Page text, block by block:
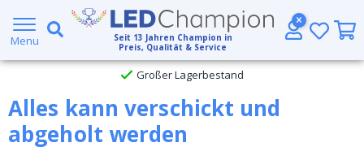
Menu Seit 13 Jahren Champion in
Preis, Qualität & Service
5 Jahre Garantie
Großer Lagerbestand
Kostenloser Versand ab € 49,- (DHL)
Alles kann verschickt und
abgeholt werden